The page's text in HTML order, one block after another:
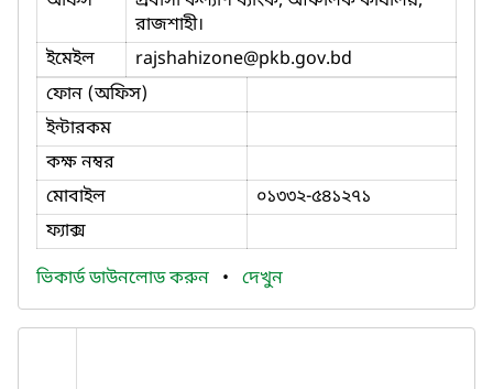
রাজশাহী।
ইমেইল
rajshahizone@pkb.gov.bd
ফোন (অফিস)
ইন্টারকম
কক্ষ নম্বর
মোবাইল
০১৩৩২-৫৪১২৭১
ফ্যাক্স
ভিকার্ড ডাউনলোড করুন • দেখুন